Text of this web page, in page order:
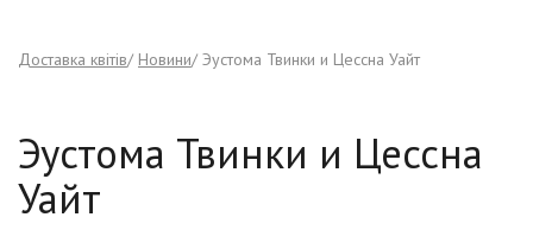
Доставка квітів Новини Эустома Твинки и Цессна Уайт
Эустома Твинки и Цессна
Уайт